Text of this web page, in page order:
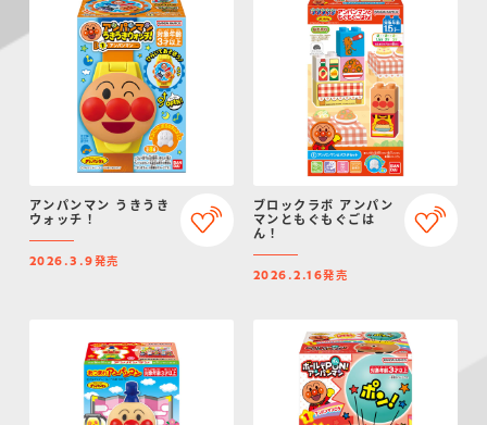
アンパンマン うきうき
ウォッチ！
2026.3.9発売
ブロックラボ アンパン
マンともぐもぐごは
ん！
2026.2.16発売